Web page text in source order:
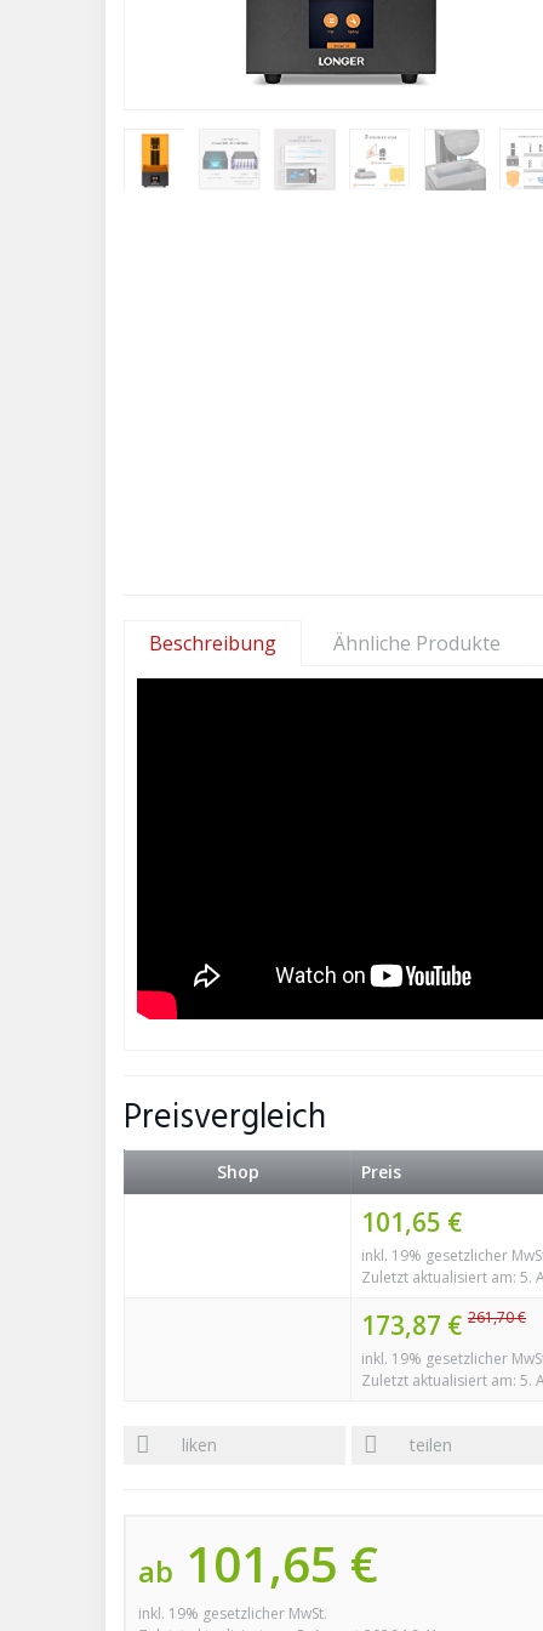
Beschreibung Ähnliche Produkte
Preisvergleich
Shop Preis
101,65 €
inkl. 19% gesetzlicher
Zuletzt aktualisiert am: 5.
173,87 € 261,70 €
inkl. 19% gesetzlicher
Zuletzt aktualisiert am: 5.
liken teilen
ab 101,65 €
inkl. 19% gesetzlicher MwSt.